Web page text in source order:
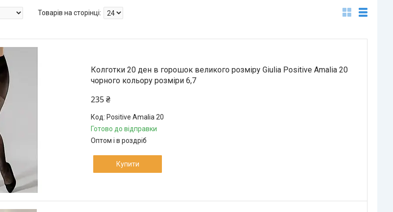
Колготки 20 ден в горошок великого розміру Giulia Positive Amalia 20
чорного кольору розміри 6,7
235 ₴
Positive Amalia 20
Готово до відправки
Оптом і в роздріб
Купити